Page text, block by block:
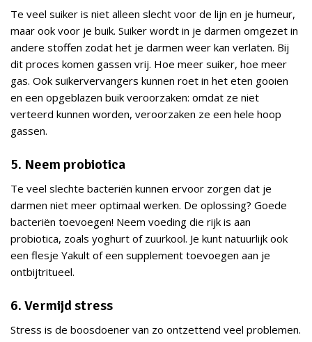
Te veel suiker is niet alleen slecht voor de lijn en je humeur,
maar ook voor je buik. Suiker wordt in je darmen omgezet in
andere stoffen zodat het je darmen weer kan verlaten. Bij
dit proces komen gassen vrij. Hoe meer suiker, hoe meer
gas. Ook suikervervangers kunnen roet in het eten gooien
en een opgeblazen buik veroorzaken: omdat ze niet
verteerd kunnen worden, veroorzaken ze een hele hoop
gassen.
5. Neem probiotica
Te veel slechte bacteriën kunnen ervoor zorgen dat je
darmen niet meer optimaal werken. De oplossing? Goede
bacteriën toevoegen! Neem voeding die rijk is aan
probiotica, zoals yoghurt of zuurkool. Je kunt natuurlijk ook
een flesje Yakult of een supplement toevoegen aan je
ontbijtritueel.
6. Vermijd stress
Stress is de boosdoener van zo ontzettend veel problemen.